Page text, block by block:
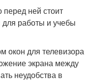
перед ней стоит
работы и учебы
окон для телевизора
экрана между
неудобства в